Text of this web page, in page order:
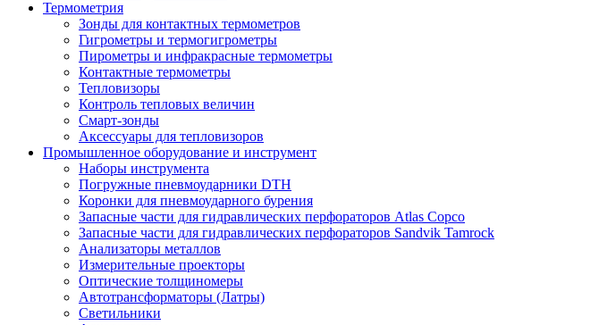
Термометрия
Зонды для контактных термометров
Гигрометры и термогигрометры
Пирометры и инфракрасные термометры
Контактные термометры
Тепловизоры
Контроль тепловых величин
Смарт-зонды
Аксессуары для тепловизоров
Промышленное оборудование и инструмент
Наборы инструмента
Погружные пневмоударники DTH
Коронки для пневмоударного бурения
Запасные части для гидравлических перфораторов Atlas Copco
Запасные части для гидравлических перфораторов Sandvik Tamrock
Анализаторы металлов
Измерительные проекторы
Оптические толщиномеры
Автотрансформаторы (Латры)
Светильники